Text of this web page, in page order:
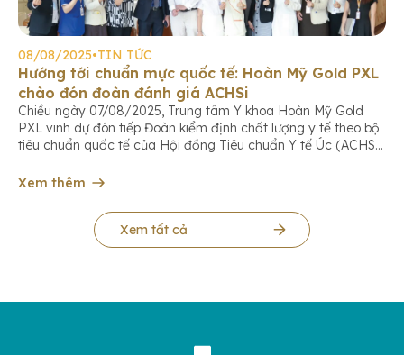
08/08/2025•TIN TỨC
Hướng tới chuẩn mực quốc tế: Hoàn Mỹ Gold PXL
chào đón đoàn đánh giá ACHSi
Chiều ngày 07/08/2025, Trung tâm Y khoa Hoàn Mỹ Gold
PXL vinh dự đón tiếp Đoàn kiểm định chất lượng y tế theo bộ
tiêu chuẩn quốc tế của Hội đồng Tiêu chuẩn Y tế Úc (ACHS
không ngừng nâng cao chất lượng dịch vụ, […]
Xem thêm
Xem tất cả